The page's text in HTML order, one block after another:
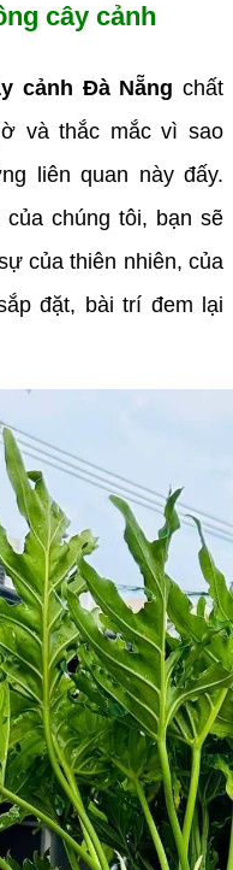
cây cảnh
cảnh Đà Nẵng chất
và thắc mắc vì sao
liên quan này đấy.
chúng tôi, bạn sẽ
của thiên nhiên, của
đặt, bài trí đem lại